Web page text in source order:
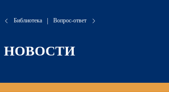
Библиотека Вопрос-ответ
НОВОСТИ